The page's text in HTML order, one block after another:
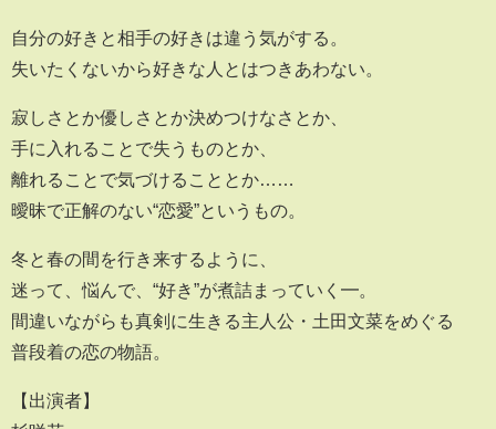
自分の好きと相手の好きは違う気がする。
失いたくないから好きな人とはつきあわない。
寂しさとか優しさとか決めつけなさとか、
手に入れることで失うものとか、
離れることで気づけることとか……
曖昧で正解のない“恋愛”というもの。
冬と春の間を行き来するように、
迷って、悩んで、“好き”が煮詰まっていく━。
間違いながらも真剣に生きる主人公・土田文菜をめぐる
普段着の恋の物語。
【出演者】